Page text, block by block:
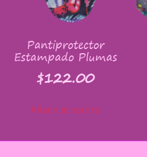
Pantiprotector
Estampado Plumas
$122.00
Añadir al carrito